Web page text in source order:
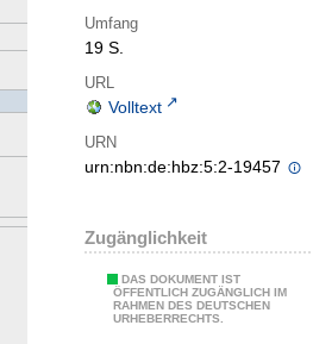
Umfang
19 S.
URL
Volltext
URN
urn:nbn:de:hbz:5:2-19457
Zugänglichkeit
DAS DOKUMENT IST
ÖFFENTLICH ZUGÄNGLICH IM
RAHMEN DES DEUTSCHEN
URHEBERRECHTS.